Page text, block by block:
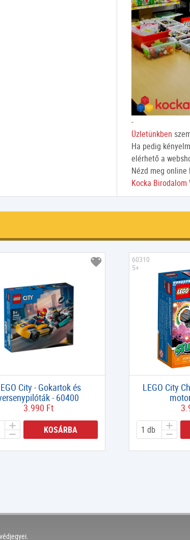
-
Üzletünkben
Ha pedig
elérhető a
Nézd meg
Kocka Birodalom
City - Gokartok és
- 60400
3.990 Ft
KOSÁRBA
LEGO City
60310
5+